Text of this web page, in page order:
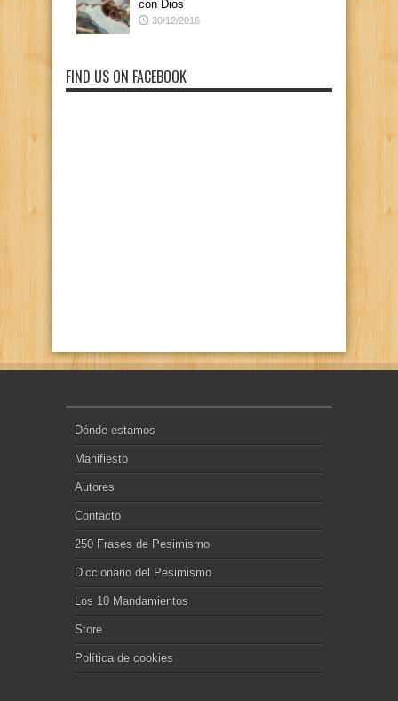
con Dios
30/12/2016
FIND US ON FACEBOOK
Dónde estamos
Manifiesto
Autores
Contacto
250 Frases de Pesimismo
Diccionario del Pesimismo
Los 10 Mandamientos
Store
Política de cookies